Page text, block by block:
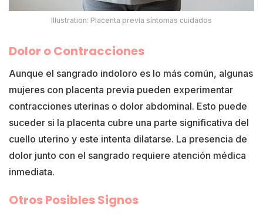
Illustration: Placenta previa síntomas cuidados
Dolor o Contracciones
Aunque el sangrado indoloro es lo más común, algunas
mujeres con placenta previa pueden experimentar
contracciones uterinas o dolor abdominal. Esto puede
suceder si la placenta cubre una parte significativa del
cuello uterino y este intenta dilatarse. La presencia de
dolor junto con el sangrado requiere atención médica
inmediata.
Otros Posibles Signos